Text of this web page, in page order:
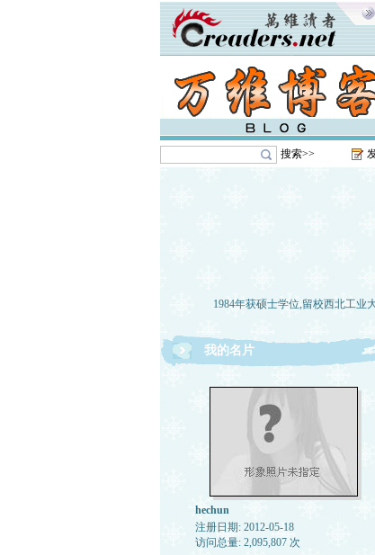
搜索>>
1984年获硕士学位,留校西北工业
我的名片
hechun
注册日期: 2012-05-18
访问总量: 2,095,807 次